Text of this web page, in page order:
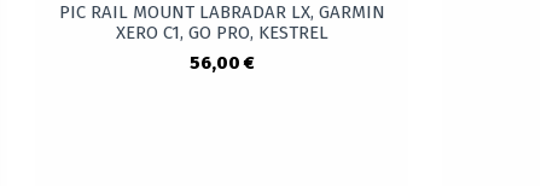
PIC RAIL MOUNT LABRADAR LX, GARMIN
XERO C1, GO PRO, KESTREL
56,00 €